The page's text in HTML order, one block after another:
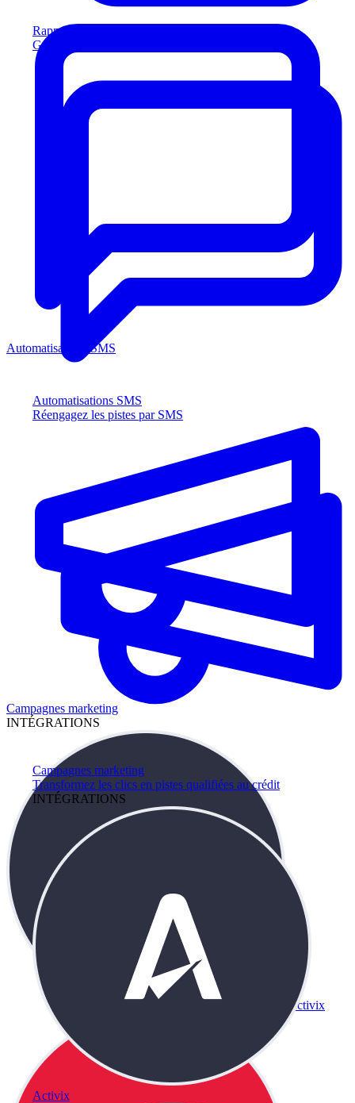
Rapports pour prêteurs
Générez des rapports conformes aux prêteurs
Automatisations SMS
Réengagez les pistes par SMS
Campagnes marketing
Transformez les clics en pistes qualifiées au crédit
INTÉGRATIONS
Activix
Automatisations SMS
Campagnes marketing
INTÉGRATIONS
Activix